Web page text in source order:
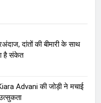
दांतों की बीमारी के साथ
है संकेत
Advani की जोड़ी ने मचाई